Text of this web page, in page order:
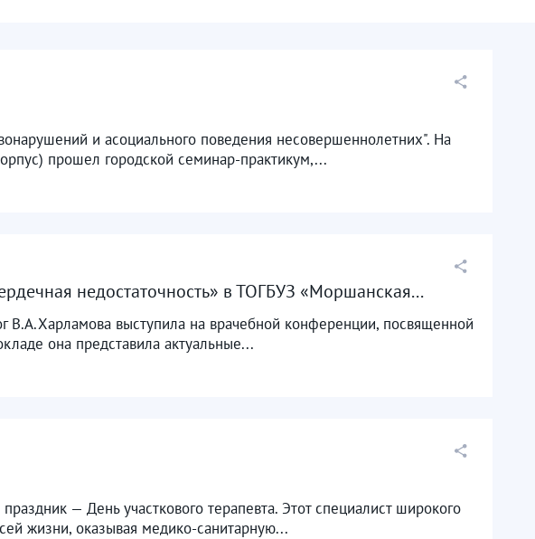
и асоциального поведения несовершеннолетних". На
прошел городской семинар-практикум,...
недостаточность» в ТОГБУЗ «Моршанская...
В.А.Харламова выступила на врачебной конференции, посвященной
она представила актуальные...
— День участкового терапевта. Этот специалист широкого
жизни, оказывая медико-санитарную...